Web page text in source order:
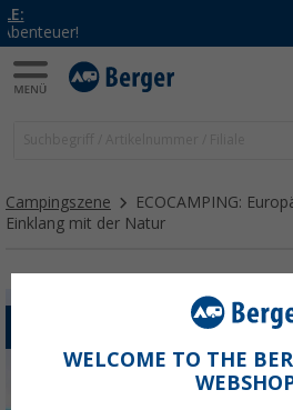
-20% auf Kleidung
Campingszene
ECOCAMPING:
Einklang mit der Natur
WELCOME TO THE